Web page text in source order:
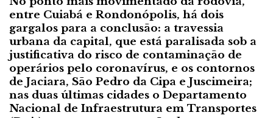
entre Cuiabá e Rondonópolis, há dois
gargalos para a conclusão: a travessia
urbana da capital, que está paralisada sob a
justificativa do risco de contaminação de
operários pelo coronavírus, e os contornos
de Jaciara, São Pedro da Cipa e Juscimeira;
nas duas últimas cidades o Departamento
Nacional de Infraestrutura em Transportes